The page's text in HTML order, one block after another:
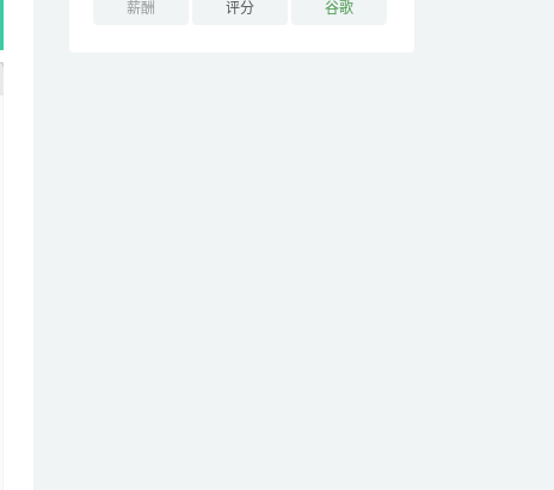
薪酬 评分 谷歌